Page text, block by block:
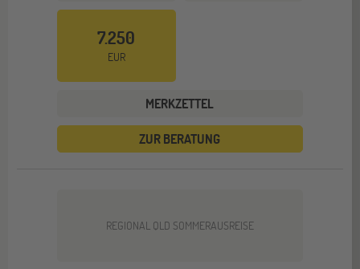
7.250
EUR
MERKZETTEL
ZUR BERATUNG
REGIONAL QLD SOMMERAUSREISE